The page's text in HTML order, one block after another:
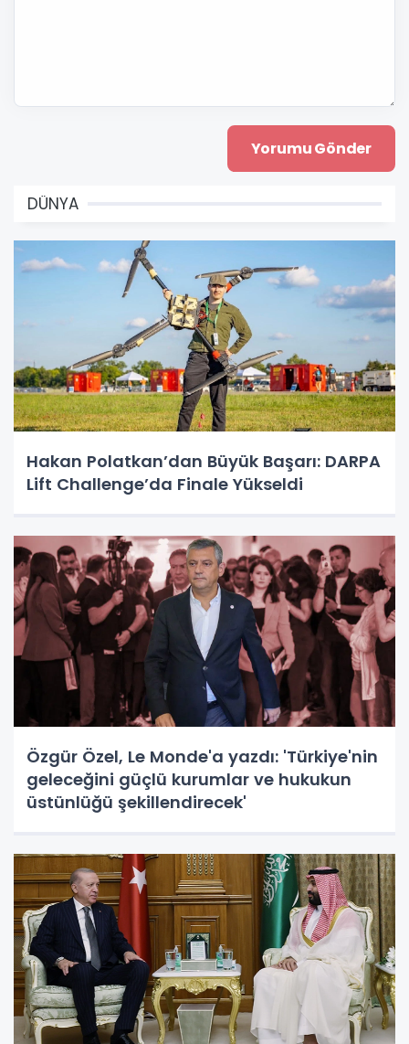
DÜNYA
Hakan Polatkan’dan Büyük Başarı: DARPA
Lift Challenge’da Finale Yükseldi
Özgür Özel, Le Monde'a yazdı: 'Türkiye'nin
geleceğini güçlü kurumlar ve hukukun
üstünlüğü şekillendirecek'